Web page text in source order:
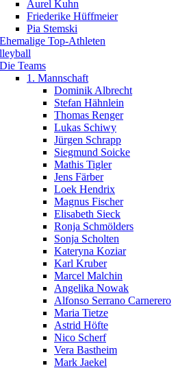
Aurel Kuhn
Friederike Hüffmeier
Pia Stemski
Ehemalige Top-Athleten
Die Teams
1. Mannschaft
Dominik Albrecht
Stefan Hähnlein
Thomas Renger
Lukas Schiwy
Jürgen Schrapp
Siegmund Soicke
Mathis Tigler
Jens Färber
Loek Hendrix
Magnus Fischer
Elisabeth Sieck
Ronja Schmölders
Sonja Scholten
Kateryna Koziar
Karl Kruber
Marcel Malchin
Angelika Nowak
Alfonso Serrano Carnerero
Maria Tietze
Astrid Höfte
Nico Scherf
Vera Bastheim
Mark Jaekel